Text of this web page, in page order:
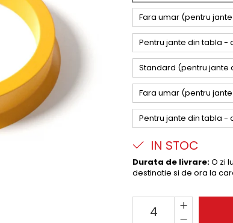
Fara umar (pentru
Pentru jante din tabla -
Standard (pentru jante
Fara umar (pentru
Pentru jante din tabla -
IN STOC
Durata de livrare:O zi
destinatie si de ora la